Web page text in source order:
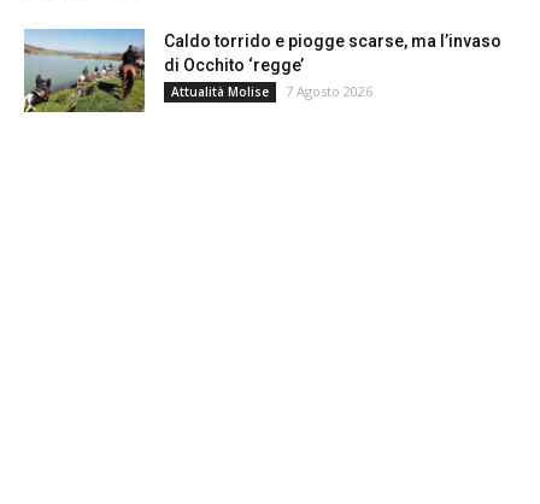
Caldo torrido e piogge scarse, ma l’invaso
di Occhito ‘regge’
Attualità Molise 7 Agosto 2026